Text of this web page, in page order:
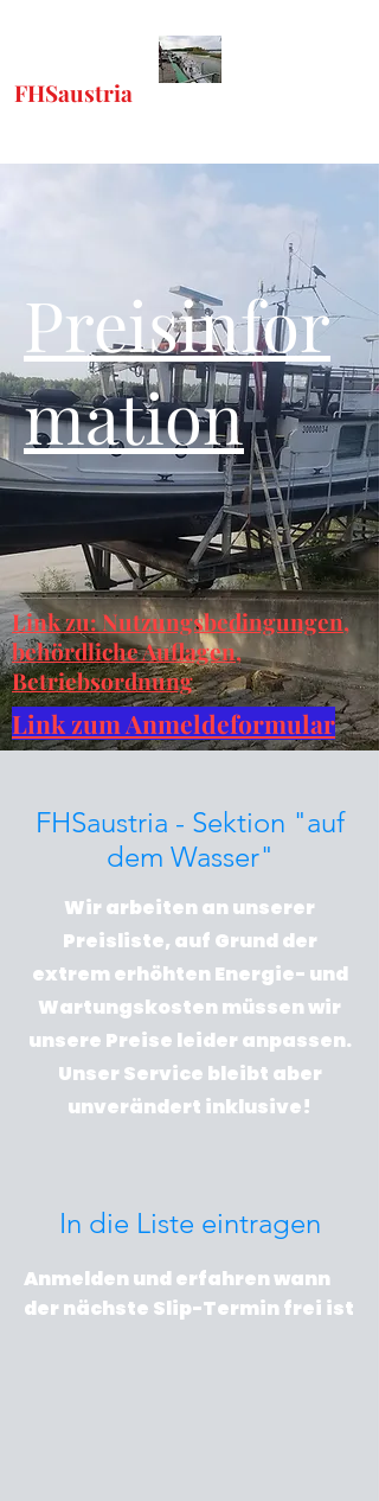
FHSaustria
Preisinfor
mation
Link zu: Nutzungsbedingungen,
behördliche Auflagen,
Betriebsordnung
Link zum Anmeldeformular
FHSaustria - Sektion "auf
dem Wasser"
Wir arbeiten an unserer
Preisliste, auf Grund der
extrem erhöhten Energie- und
Wartungskosten müssen wir
unsere Preise leider anpassen.
Unser Service bleibt aber
unverändert inklusive!
In die Liste eintragen
Anmelden und erfahren wann
der nächste Slip-Termin frei ist